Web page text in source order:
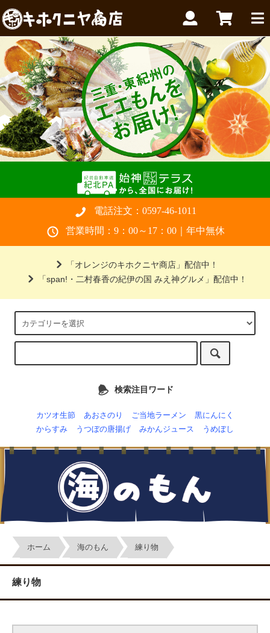
電話注文： 0597-46-1011
営業時間：9：00～17：00｜年中無休
「オレンジのキホクニヤ商店」配信中！
「span!・二村春香の紀伊の国 みえ神グルメ」配信中！
検索注目ワード
カツオ生節 あおさのり ご当地ラーメン
黒にんにく
からすみ
うつぼの唐揚げ みかんジュース うめぼし
ホーム 海のもん 練り物
練り物